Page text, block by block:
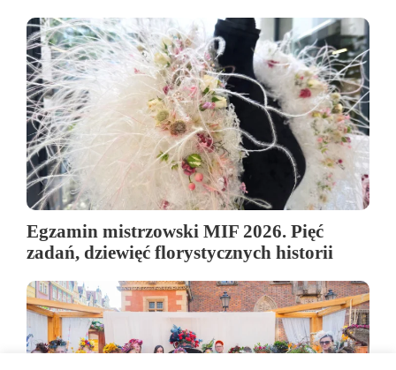
Egzamin mistrzowski MIF 2026. Pięć
zadań, dziewięć florystycznych historii